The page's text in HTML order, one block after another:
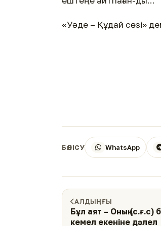
«Уәде – Құдай сөзі»
БӨЛІСУ WhatsApp
АЛДЫҢҒЫ
Бұл аят – Оның (с.ғ.с)
кемел екеніне дәлел